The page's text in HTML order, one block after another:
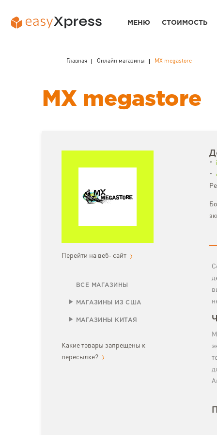
MX megastore
Главная Онлайн магазины MX megastore
Перейти на веб- сайт
ВСЕ МАГАЗИНЫ
МАГАЗИНЫ ИЗ США
МАГАЗИНЫ КИТАЯ
Какие товары запрещены к
пересылке?
МЕНЮ СТОИМОСТЬ